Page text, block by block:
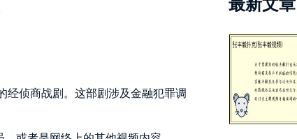
经侦商战剧。这部剧涉及金融犯罪调